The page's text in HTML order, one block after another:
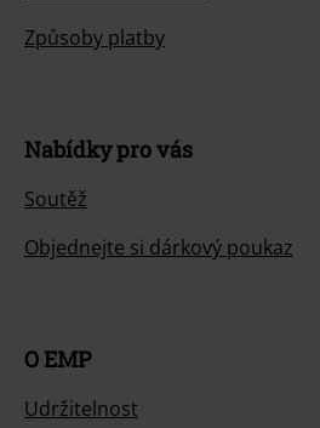
Způsoby platby
Nabídky pro vás
Soutěž
Objednejte si dárkový poukaz
O EMP
Udržitelnost